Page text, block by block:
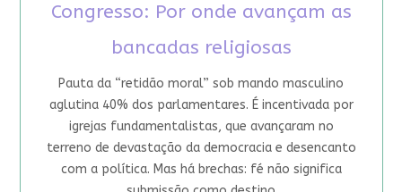
Congresso: Por onde avançam as
bancadas religiosas
Pauta da “retidão moral” sob mando masculino
aglutina 40% dos parlamentares. É incentivada por
igrejas fundamentalistas, que avançaram no
terreno de devastação da democracia e desencanto
com a política. Mas há brechas: fé não significa